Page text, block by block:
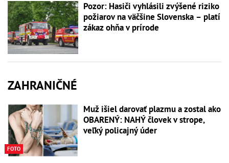
Pozor: Hasiči vyhlásili zvýšené riziko
požiarov na väčšine Slovenska – platí
zákaz ohňa v prírode
ZAHRANIČNÉ
FOTO
Muž išiel darovať plazmu a zostal ako
OBARENÝ: NAHÝ človek v strope,
veľký policajný úder